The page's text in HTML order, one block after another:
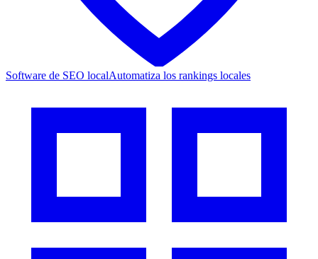
Software de SEO localAutomatiza los rankings locales